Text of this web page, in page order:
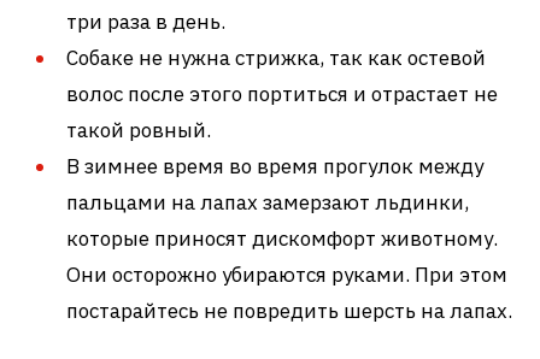
три раза в день.
Собаке не нужна стрижка, так как остевой
волос после этого портиться и отрастает не
такой ровный.
В зимнее время во время прогулок между
пальцами на лапах замерзают льдинки,
которые приносят дискомфорт животному.
Они осторожно убираются руками. При этом
постарайтесь не повредить шерсть на лапах.